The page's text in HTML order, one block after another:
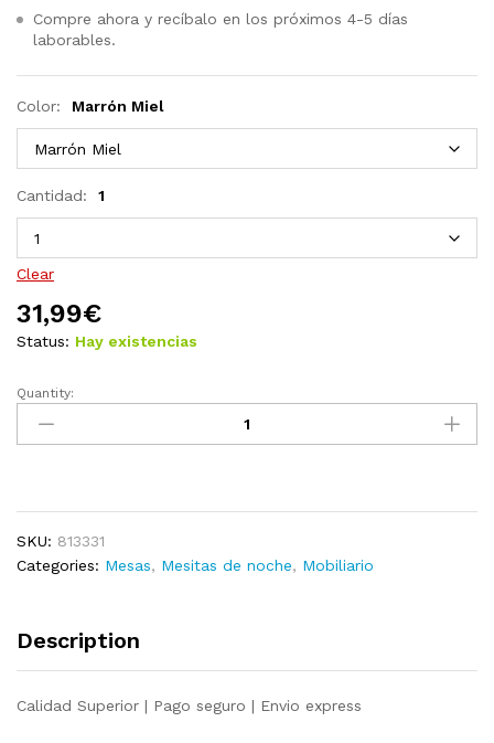
Compre ahora y recíbalo en los próximos 4-5 días
laborables.
Color: Marrón Miel
Cantidad: 1
Clear
31,99€
Status: Hay existencias
Mesita
noche
de
pino
quantity
Quantity:
SKU: 813331
Categories: Mesas, Mesitas de noche, Mobiliario
Description
Calidad Superior | Pago seguro | Envio express